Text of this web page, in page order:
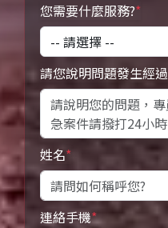
您需要什麼服務?*
請您說明問題發生經過
姓名*
連絡手機*